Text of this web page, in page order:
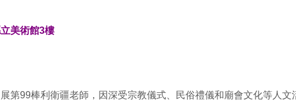
美術館3樓
第99棒利衛疆老師，因深受宗教儀式、民俗禮儀和廟會文化等人文